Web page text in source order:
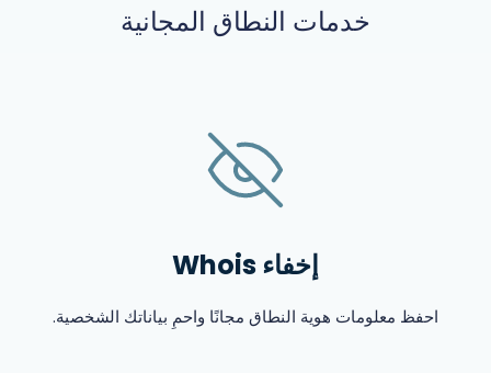
خدمات النطاق المجانية
إخفاء Whois
احفظ معلومات هوية النطاق مجانًا واحمِ بياناتك الشخصية.